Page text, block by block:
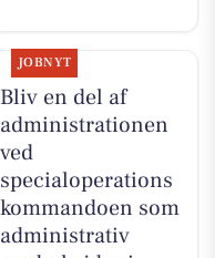
JOBNYT
Bliv en del af
administrationen
ved
specialoperations
kommandoen som
administrativ